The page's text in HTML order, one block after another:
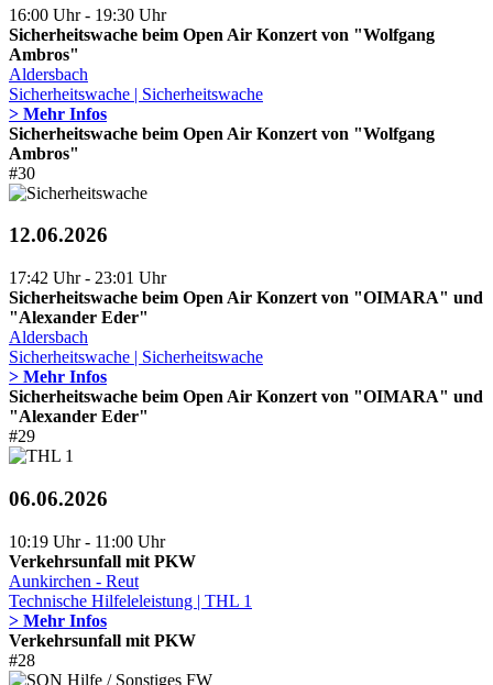
16:00 Uhr - 19:30 Uhr
Sicherheitswache beim Open Air Konzert von "Wolfgang
Ambros"
Aldersbach
Sicherheitswache | Sicherheitswache
> Mehr Infos
Sicherheitswache beim Open Air Konzert von "Wolfgang
Ambros"
#30
12.06.2026
17:42 Uhr - 23:01 Uhr
Sicherheitswache beim Open Air Konzert von "OIMARA" und
"Alexander Eder"
Aldersbach
Sicherheitswache | Sicherheitswache
> Mehr Infos
Sicherheitswache beim Open Air Konzert von "OIMARA" und
"Alexander Eder"
#29
06.06.2026
10:19 Uhr - 11:00 Uhr
Verkehrsunfall mit PKW
Aunkirchen - Reut
Technische Hilfeleleistung | THL 1
> Mehr Infos
Verkehrsunfall mit PKW
#28